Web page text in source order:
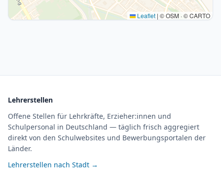
Leaflet | © OSM · © CARTO
Lehrerstellen
Offene Stellen für Lehrkräfte, Erzieher:innen und
Schulpersonal in Deutschland — täglich frisch aggregiert
direkt von den Schulwebsites und Bewerbungsportalen der
Länder.
Lehrerstellen nach Stadt →